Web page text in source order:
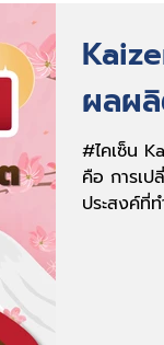
ผลผ
#ไคเซ็น
คือ การเ
ประสงค์ที่